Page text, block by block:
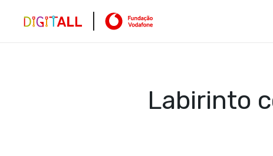
Labirinto